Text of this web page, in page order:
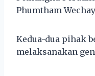
Phumtham
Kedua-dua pihak
melaksanakan